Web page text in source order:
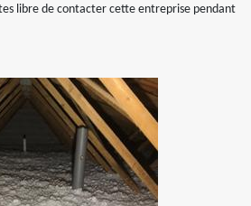
libre de contacter cette entreprise pendant